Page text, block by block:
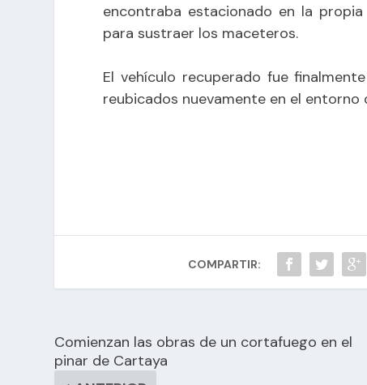
encontraba estacionado en la
para sustraer los maceteros.
El vehículo recuperado fue
reubicados nuevamente en el entorno
COMPARTIR:
Comienzan las obras de un cortafuego en el
pinar de Cartaya